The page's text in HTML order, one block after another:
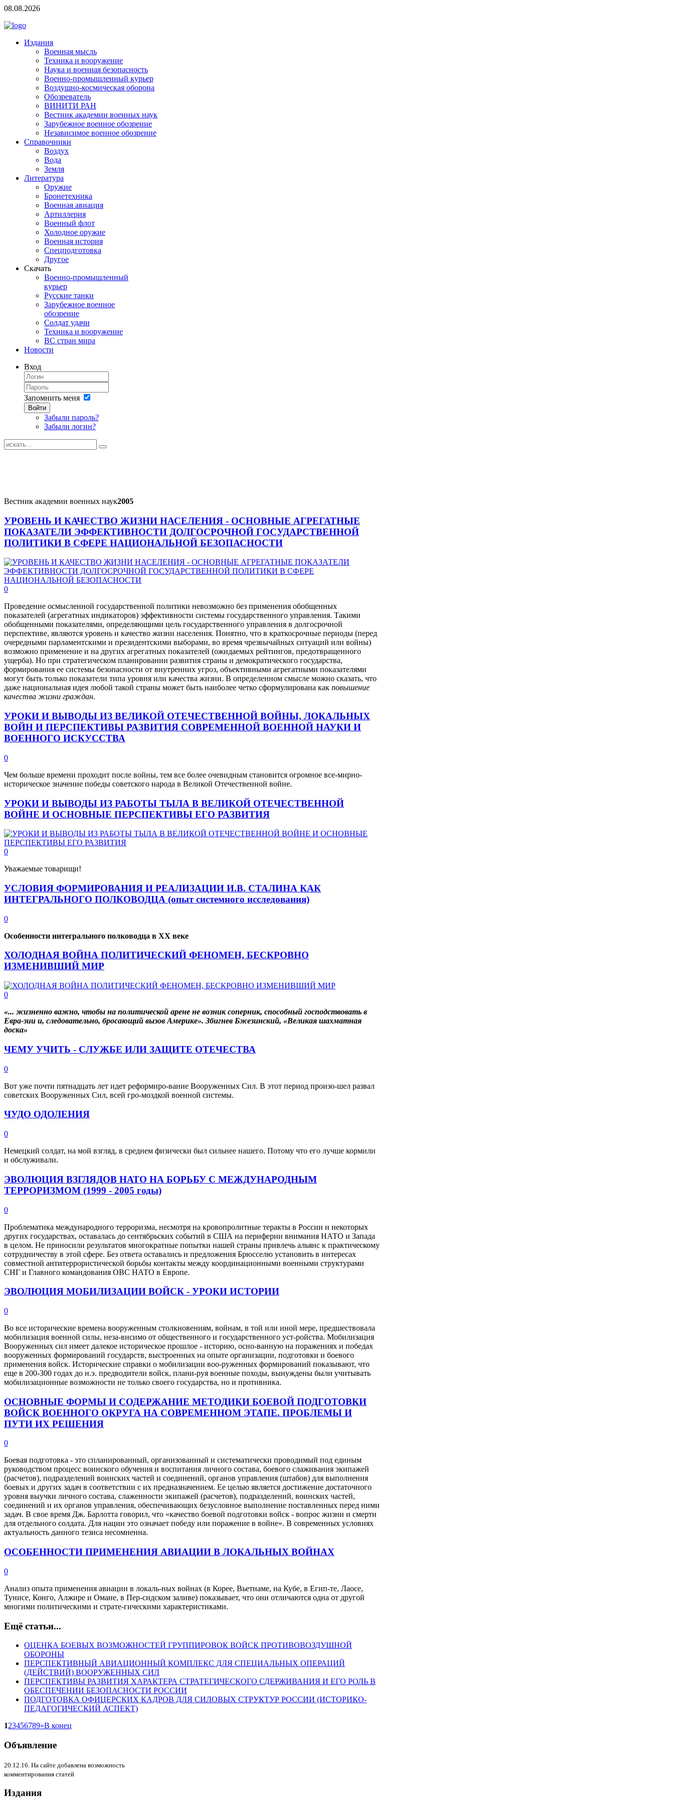
08.08.2026
Издания
Военная мысль
Техника и вооружение
Наука и военная безопасность
Военно-промышленный курьер
Воздушно-космическая оборона
Обозреватель
ВИНИТИ РАН
Вестник академии военных наук
Зарубежное военное обозрение
Независимое военное обозрение
Справочники
Воздух
Вода
Земля
Литература
Оружие
Бронетехника
Военная авиация
Артиллерия
Военный флот
Холодное оружие
Военная история
Спецподготовка
Другое
Скачать
Военно-промышленный
курьер
Русские танки
Зарубежное военное
обозрение
Солдат удачи
Техника и вооружение
ВС стран мира
Новости
Вход
Запомнить меня
Войти
Забыли пароль?
Забыли логин?
Вестник академии военных наук2005
УРОВЕНЬ И КАЧЕСТВО ЖИЗНИ НАСЕЛЕНИЯ - ОСНОВНЫЕ АГРЕГАТНЫЕ
ПОКАЗАТЕЛИ ЭФФЕКТИВНОСТИ ДОЛГОСРОЧНОЙ ГОСУДАРСТВЕННОЙ
ПОЛИТИКИ В СФЕРЕ НАЦИОНАЛЬНОЙ БЕЗОПАСНОСТИ
0
Проведение осмысленной государственной политики невозможно без применения обобщенных
показателей (агрегатных индикаторов) эффективности системы государственного управления. Такими
обобщенными показателями, определяющими цель государственного управления в долгосрочной
перспективе, являются уровень и качество жизни населения. Понятно, что в краткосрочные периоды (перед
очередными парламентскими и президентскими выборами, во время чрезвычайных ситуаций или войны)
возможно применение и на других агрегатных показателей (ожидаемых рейтингов, предотвращенного
ущерба). Но при стратегическом планировании развития страны и демократического государства,
формирования ее системы безопасности от внутренних угроз, объективными агрегатными показателями
могут быть только показатели типа уровня или качества жизни. В определенном смысле можно сказать, что
даже национальная идея любой такой страны может быть наиболее четко сформулирована как повышение
качества жизни граждан.
УРОКИ И ВЫВОДЫ ИЗ ВЕЛИКОЙ ОТЕЧЕСТВЕННОЙ ВОЙНЫ, ЛОКАЛЬНЫХ
ВОЙН И ПЕРСПЕКТИВЫ РАЗВИТИЯ СОВРЕМЕННОЙ ВОЕННОЙ НАУКИ И
ВОЕННОГО ИСКУССТВА
0
Чем больше времени проходит после войны, тем все более очевидным становится огромное все-мирно-
историческое значение победы советского народа в Великой Отечественной войне.
УРОКИ И ВЫВОДЫ ИЗ РАБОТЫ ТЫЛА В ВЕЛИКОЙ ОТЕЧЕСТВЕННОЙ
ВОЙНЕ И ОСНОВНЫЕ ПЕРСПЕКТИВЫ ЕГО РАЗВИТИЯ
0
Уважаемые товарищи!
УСЛОВИЯ ФОРМИРОВАНИЯ И РЕАЛИЗАЦИИ И.В. СТАЛИНА КАК
ИНТЕГРАЛЬНОГО ПОЛКОВОДЦА (опыт системного исследования)
0
Особенности интегрального полководца в XX веке
ХОЛОДНАЯ ВОЙНА ПОЛИТИЧЕСКИЙ ФЕНОМЕН, БЕСКРОВНО
ИЗМЕНИВШИЙ МИР
0
«... жизненно важно, чтобы на политической арене не возник соперник, способный господствовать в
Евра-зии и, следовательно, бросающий вызов Америке». Збигнев Бжезинский, «Великая шахматная
доска»
ЧЕМУ УЧИТЬ - СЛУЖБЕ ИЛИ ЗАЩИТЕ ОТЕЧЕСТВА
0
Вот уже почти пятнадцать лет идет реформиро-вание Вооруженных Сил. В этот период произо-шел развал
советских Вооруженных Сил, всей гро-моздкой военной системы.
ЧУДО ОДОЛЕНИЯ
0
Немецкий солдат, на мой взгляд, в среднем физически был сильнее нашего. Потому что его лучше кормили
и обслуживали.
ЭВОЛЮЦИЯ ВЗГЛЯДОВ НАТО НА БОРЬБУ С МЕЖДУНАРОДНЫМ
ТЕРРОРИЗМОМ (1999 - 2005 годы)
0
Проблематика международного терроризма, несмотря на кровопролитные теракты в России и некоторых
других государствах, оставалась до сентябрьских событий в США на периферии внимания НАТО и Запада
в целом. Не приносили результатов многократные попытки нашей страны привлечь альянс к практическому
сотрудничеству в этой сфере. Без ответа оставались и предложения Брюсселю установить в интересах
совместной антитеррористической борьбы контакты между координационными военными структурами
СНГ и Главного командования ОВС НАТО в Европе.
ЭВОЛЮЦИЯ МОБИЛИЗАЦИИ ВОЙСК - УРОКИ ИСТОРИИ
0
Во все исторические времена вооруженным столкновениям, войнам, в той или иной мере, предшествовала
мобилизация военной силы, неза-висимо от общественного и государственного уст-ройства. Мобилизация
Вооруженных сил имеет далекое историческое прошлое - историю, осно-ванную на поражениях и победах
вооруженных формирований государств, выстроенных на опыте организации, подготовки и боевого
применения войск. Исторические справки о мобилизации воо-руженных формирований показывают, что
еще в 200-300 годах до н.э. предводители войск, плани-руя военные походы, вынуждены были учитывать
мобилизационные возможности не только своего государства, но и противника.
ОСНОВНЫЕ ФОРМЫ И СОДЕРЖАНИЕ МЕТОДИКИ БОЕВОЙ ПОДГОТОВКИ
ВОЙСК ВОЕННОГО ОКРУГА НА СОВРЕМЕННОМ ЭТАПЕ. ПРОБЛЕМЫ И
ПУТИ ИХ РЕШЕНИЯ
0
Боевая подготовка - это спланированный, организованный и систематически проводимый под единым
руководством процесс воинского обучения и воспитания личного состава, боевого слаживания экипажей
(расчетов), подразделений воинских частей и соединений, органов управления (штабов) для выполнения
боевых и других задач в соответствии с их предназначением. Ее целью является достижение достаточного
уровня выучки личного состава, слаженности экипажей (расчетов), подразделений, воинских частей,
соединений и их органов управления, обеспечивающих безусловное выполнение поставленных перед ними
задач. В свое время Дж. Барлотта говорил, что «качество боевой подготовки войск - вопрос жизни и смерти
для отдельного солдата. Для нации это означает победу или поражение в войне». В современных условиях
актуальность данного тезиса несомненна.
ОСОБЕННОСТИ ПРИМЕНЕНИЯ АВИАЦИИ В ЛОКАЛЬНЫХ ВОЙНАХ
0
Анализ опыта применения авиации в локаль-ных войнах (в Корее, Вьетнаме, на Кубе, в Егип-те, Лаосе,
Тунисе, Конго, Алжире и Омане, в Пер-сидском заливе) показывает, что они отличаются одна от другой
многими политическими и страте-гическими характеристиками.
Ещё статьи...
ОЦЕНКА БОЕВЫХ ВОЗМОЖНОСТЕЙ ГРУППИРОВОК ВОЙСК ПРОТИВОВОЗДУШНОЙ
ОБОРОНЫ
ПЕРСПЕКТИВНЫЙ АВИАЦИОННЫЙ КОМПЛЕКС ДЛЯ СПЕЦИАЛЬНЫХ ОПЕРАЦИЙ
(ДЕЙСТВИЙ) ВООРУЖЕННЫХ СИЛ
ПЕРСПЕКТИВЫ РАЗВИТИЯ ХАРАКТЕРА СТРАТЕГИЧЕСКОГО СДЕРЖИВАНИЯ И ЕГО РОЛЬ В
ОБЕСПЕЧЕНИИ БЕЗОПАСНОСТИ РОССИИ
ПОДГОТОВКА ОФИЦЕРСКИХ КАДРОВ ДЛЯ СИЛОВЫХ СТРУКТУР РОССИИ (ИСТОРИКО-
ПЕДАГОГИЧЕСКИЙ АСПЕКТ)
123456789»В конец
Объявление
20.12.16. На сайте добавлена возможность
комментирования статей
Издания